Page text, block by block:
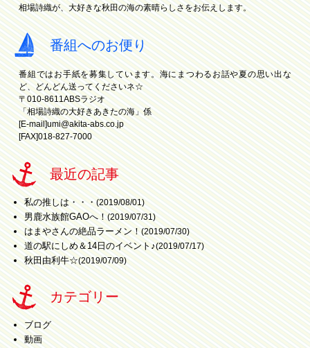
相場詩織が、大好きな秋田の海の素晴らしさをお伝えします。
番組へのお便り
番組ではお手紙を募集しています。海にまつわるお話や夏の思い出な
ど、どんどん送ってくださいネ☆
〒010-8611ABSラジオ
「相場詩織の大好きあきたの海」係
[E-mail]umi@akita-abs.co.jp
[FAX]018-827-7000
最近の記事
私の推しは・・・ (2019/08/01)
男鹿水族館GAOへ！ (2019/07/31)
はまやさんの絶品ラーメン！ (2019/07/30)
道の駅にしめ＆14日のイベント♪(2019/07/17)
秋田由利牛☆(2019/07/09)
カテゴリー
ブログ
動画